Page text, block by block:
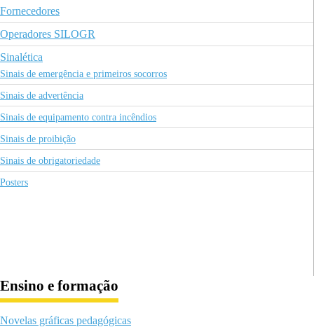
Fornecedores
Operadores SILOGR
Sinalética
Sinais de emergência e primeiros socorros
Sinais de advertência
Sinais de equipamento contra incêndios
Sinais de proibição
Sinais de obrigatoriedade
Posters
Ensino e formação
Novelas gráficas pedagógicas